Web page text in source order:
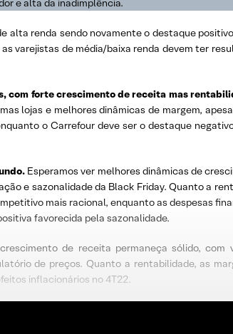
e alta da inadimplência.
alta renda sendo novamente o destaque
varejistas de média/baixa renda devem ter
forte crescimento de receita mas
lojas e melhores dinâmicas de margem,
o Carrefour deve ser o destaque
Esperamos ver melhores dinâmicas de
e sazonalidade da Black Friday. Quanto a
mais racional, enquanto as despesas
favorecida pela sazonalidade.
de receita permaneça sólido, com
de preços. Quanto a rentabilidade, as
inflacionários no 4T22.